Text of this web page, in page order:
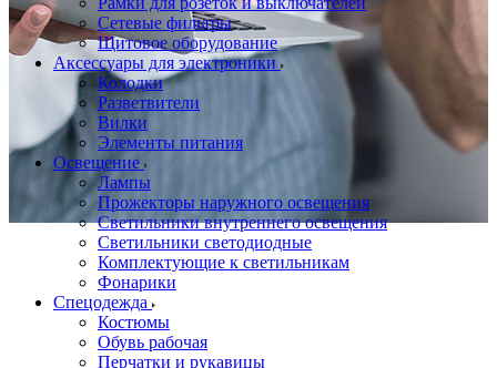
Сетевые фильтры
Щитовое оборудование
Аксессуары для электроники
Колодки
Разветвители
Вилки
Элементы питания
Освещение
Лампы
Прожекторы наружного освещения
Светильники внутреннего освещения
Светильники светодиодные
Комплектующие к светильникам
Фонарики
Спецодежда
Костюмы
Обувь рабочая
Перчатки и рукавицы